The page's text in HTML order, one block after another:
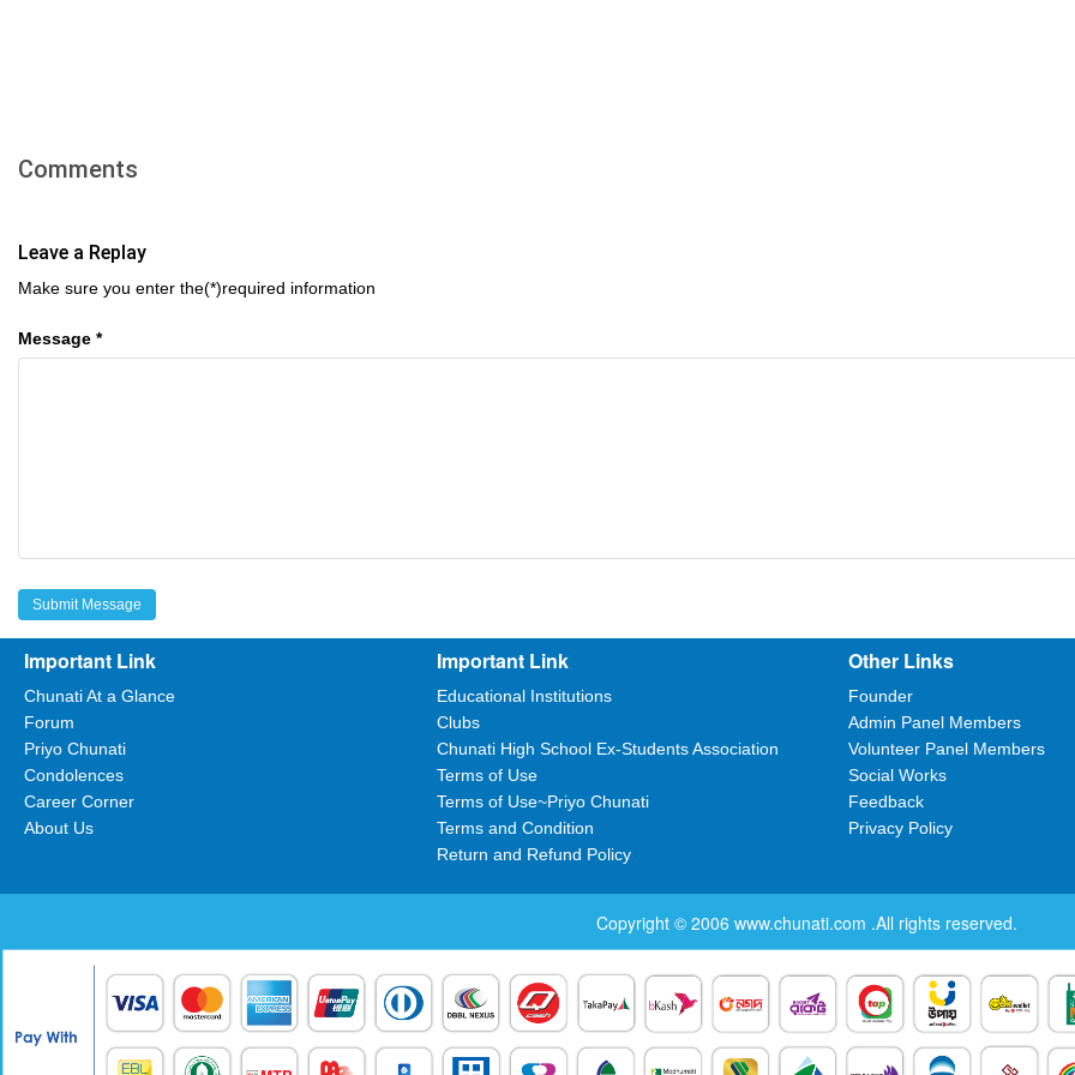
Comments
Leave a Replay
Make sure you enter the(*)required information
Message *
Important Link
Chunati At a Glance
Forum
Priyo Chunati
Condolences
Career Corner
About Us
Important Link
Educational Institutions
Clubs
Chunati High School Ex-Students Association
Terms of Use
Terms of Use~Priyo Chunati
Terms and Condition
Return and Refund Policy
Other Links
Founder
Admin Panel Members
Volunteer Panel Members
Social Works
Feedback
Privacy Policy
Copyright © 2006 www.chunati.com .All rights reserved.